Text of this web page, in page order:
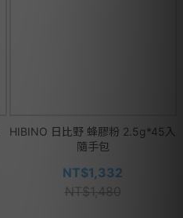
HIBINO 日比野 蜂膠粉 2.5g*45入
隨手包
NT$1,332
NT$1,480